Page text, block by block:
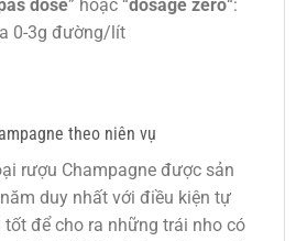
dosé” hoặc “dosage zéro“:
0-3g đường/lít
theo niên vụ
rượu Champagne được sản
duy nhất với điều kiện tự
tốt để cho ra những trái nho có